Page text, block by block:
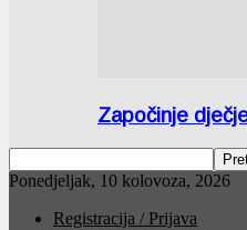
Započinje
Ponedjeljak, 10 kolovoza, 2026
Registracija / Prijava